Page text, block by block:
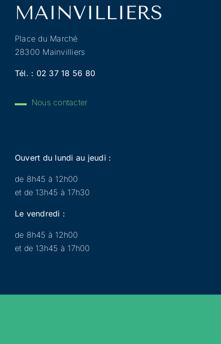
Place du Marché
28300 Mainvilliers
Tél. : 02 37 18 56 80
Nous contacter
Ouvert du lundi au jeudi :
de 8h45 à 12h00
et de 13h45 à 17h30
Le vendredi :
de 8h45 à 12h00
et de 13h45 à 17h00